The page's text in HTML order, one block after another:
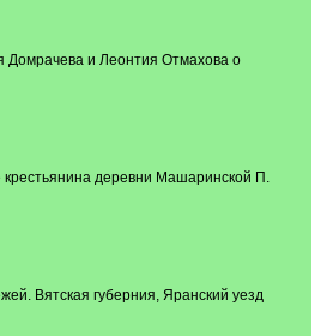
Домрачева и Леонтия Отмахова о
крестьянина деревни Машаринской П.
Вятская губерния, Яранский уезд